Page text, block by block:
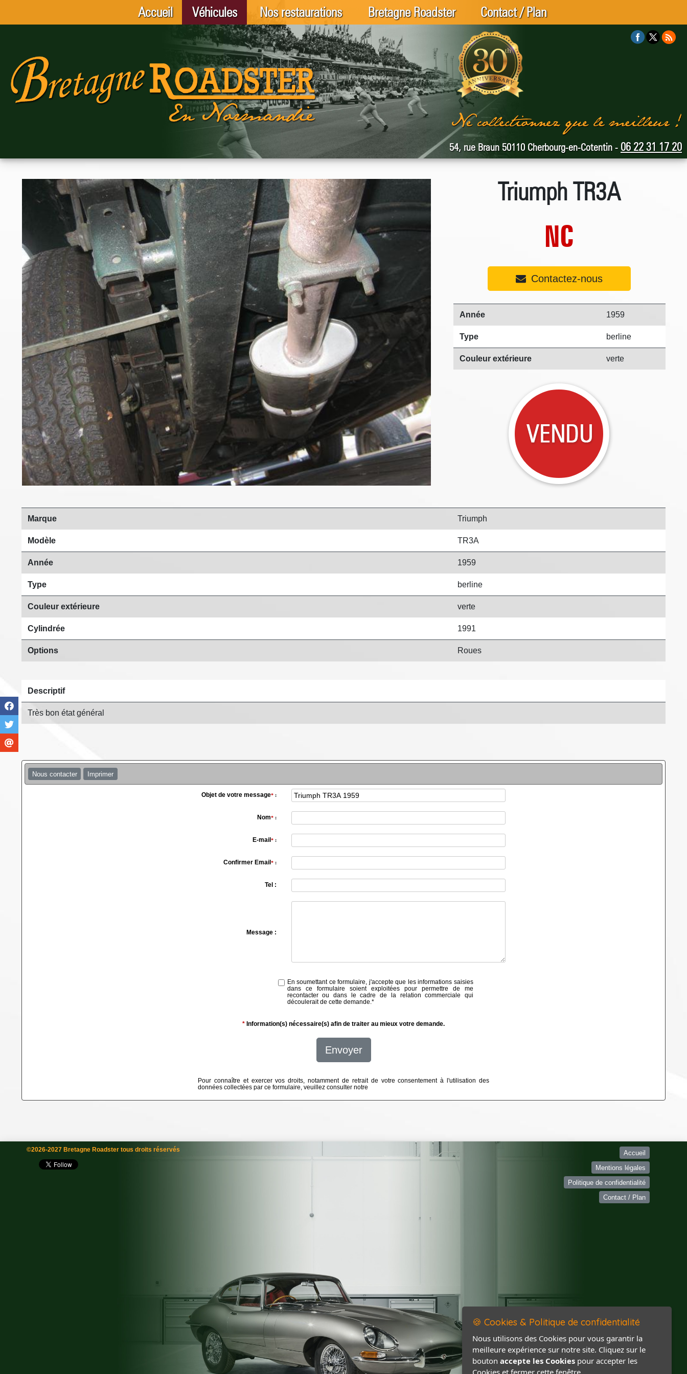
Accueil Véhicules Nos restaurations Bretagne Roadster Contact / Plan
54, rue Braun 50110 Cherbourg-en-Cotentin - 06 22 31 17 20
Triumph TR3A
NC
Contactez-nous
Année 1959
Type berline
Couleur extérieure verte
Marque Triumph
Modèle TR3A
Année 1959
Type berline
Couleur extérieure verte
Cylindrée 1991
Options Roues
Descriptif
Très bon état général
Nous contacter Imprimer
Objet de votre message*:
Nom*:
E-mail *:
Confirmer Email *:
Tel :
Message :
En soumettant ce formulaire, j'accepte que les informations saisies
dans ce formulaire soient exploitées pour permettre de me
recontacter ou dans le cadre de la relation commerciale qui
découlerait de cette demande.*
* Information(s) nécessaire(s) afin de traiter au mieux votre demande.
Envoyer
Pour connaître et exercer vos droits, notamment de retrait de votre consentement à l'utilisation des
données collectées par ce formulaire, veuillez consulter notre
©2026-2027 Bretagne Roadster tous droits réservés
Accueil
Mentions légales
Politique de confidentialité
Contact / Plan
🍪 Cookies & Politique de confidentialité
Nous utilisons des Cookies pour vous garantir la
meilleure expérience sur notre site. Cliquez sur le
bouton accepte les Cookies pour accepter les
Cookies et fermer cette fenêtre.